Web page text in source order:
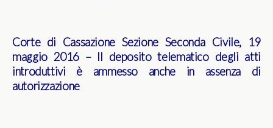
Corte di Cassazione Sezione Seconda Civile, 19
maggio 2016 – Il deposito telematico degli atti
introduttivi è ammesso anche in assenza di
autorizzazione